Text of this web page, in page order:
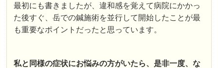
最初にも書きましたが、違和感を覚えて病院にかかっ
た後すぐ、岳での鍼施術を並行して開始したことが最
も重要なポイントだったと思っています。
私と同様の症状にお悩みの方がいたら、是非一度、な